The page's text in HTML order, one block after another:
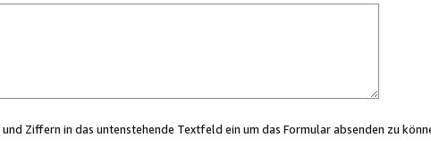
Ziffern in das untenstehende Textfeld ein um das Formular absenden zu